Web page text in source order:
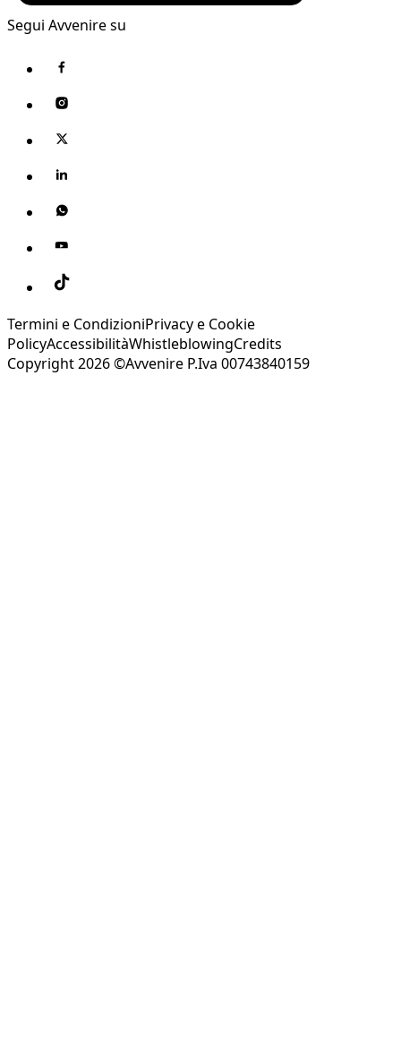
Segui Avvenire su
Termini e CondizioniPrivacy e Cookie
PolicyAccessibilitàWhistleblowingCredits
Copyright 2026 ©Avvenire P.Iva 00743840159